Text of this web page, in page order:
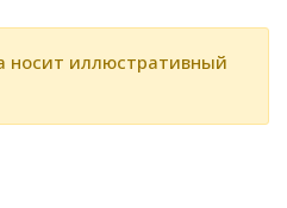
носит иллюстративный